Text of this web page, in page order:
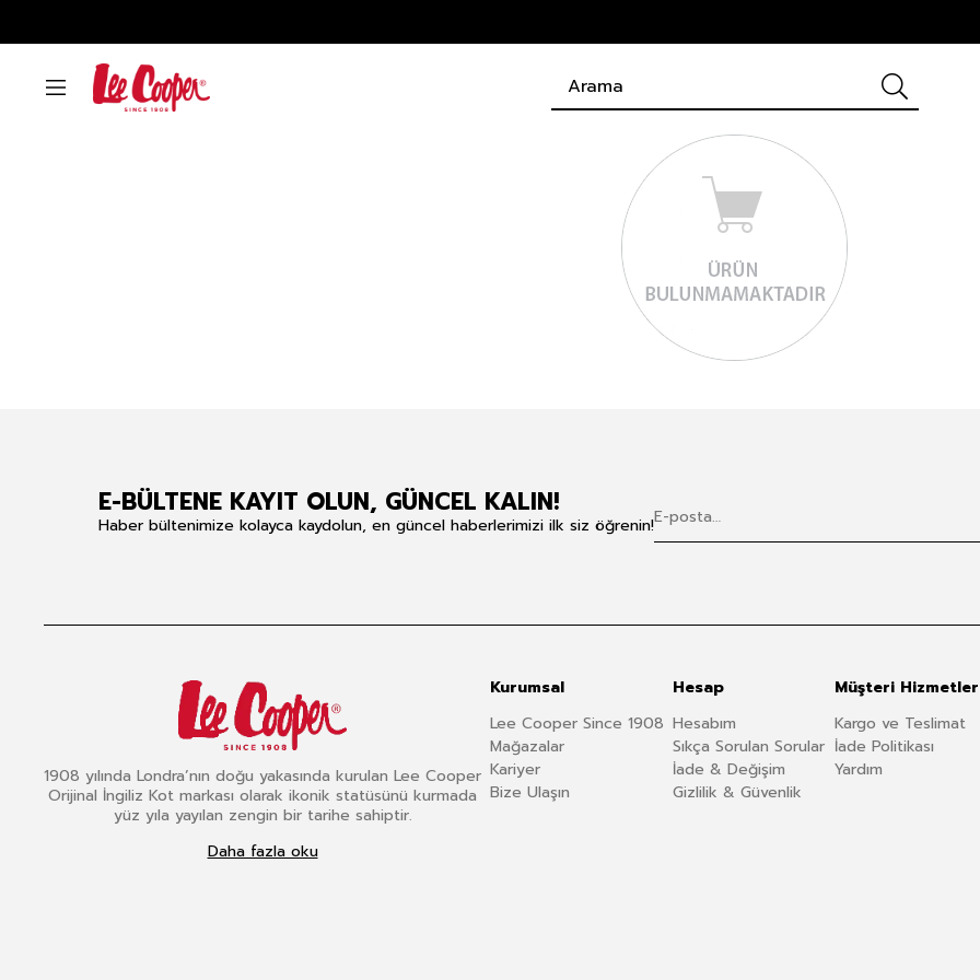
E-BÜLTENE KAYIT OLUN, GÜNCEL KALIN!
Haber bültenimize kolayca kaydolun, en güncel haberlerimizi ilk siz öğrenin!
1908 yılında Londra’nın doğu yakasında kurulan Lee Cooper
Orijinal İngiliz Kot markası olarak ikonik statüsünü kurmada
yüz yıla yayılan zengin bir tarihe sahiptir.
Daha fazla oku
Kurumsal
Lee Cooper Since 1908
Mağazalar
Kariyer
Bize Ulaşın
Hesap
Hesabım
Sıkça Sorulan Sorular
İade & Değişim
Gizlilik & Güvenlik
Müşteri
Kargo ve Teslimat
İade Politikası
Yardım